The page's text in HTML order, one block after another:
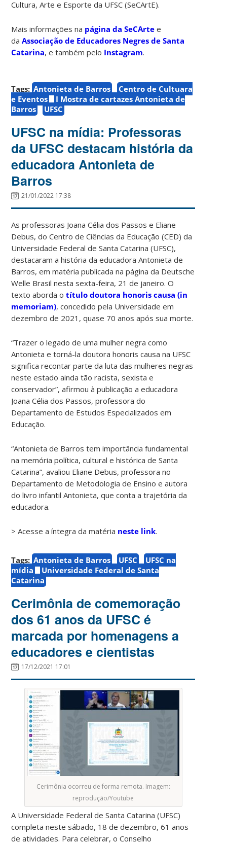
Cultura, Arte e Esporte da UFSC (SeCArtE).
Mais informações na página da SeCArte e
daAssociação de Educadores Negres de Santa
Catarina, e também pelo Instagram.
Tags: Antonieta de Barros
Centro de Cultuara
e Eventos
I Mostra de cartazes Antonieta de
Barros
UFSC
UFSC na mídia: Professoras
da UFSC destacam história da
educadora Antonieta de
Barros
21/01/2022 17:38
As professoras Joana Célia dos Passos e Eliane
Debus, do Centro de Ciências da Educação (CED) da
Universidade Federal de Santa Catarina (UFSC),
destacaram a história da educadora Antonieta de
Barros, em matéria publicada na página da Deutsche
Welle Brasil nesta sexta-feira, 21 de janeiro. O
texto aborda otítulo doutora honoris causa (in
memoriam), concedido pela Universidade em
dezembro de 2021, quase 70 anos após sua morte.
“Trazer o legado de uma mulher negra como
Antonieta e torná-la doutora honoris causa na UFSC
significa recontar parte da luta das mulheres negras
neste estado ainda tão racista, sexista e
conservador”, afirmou à publicação a educadora
Joana Célia dos Passos, professora do
Departamento de Estudos Especializados em
Educação.
“Antonieta de Barros tem importância fundamental
na memória política, cultural e histórica de Santa
Catarina”, avaliou Eliane Debus, professora no
Departamento de Metodologia de Ensino e autora
do livro infantil Antonieta, que conta a trajetória da
educadora.
> Acesse a íntegra da matéria neste link.
Tags: Antonieta de Barros UFSC
UFSC na
mídia
Universidade Federal de Santa
Catarina
Cerimônia de comemoração
dos 61 anos da UFSC é
marcada por homenagens a
educadores e cientistas
17/12/2021 17:01
Cerimônia ocorreu de forma remota. Imagem:
reprodução/Youtube
A Universidade Federal de Santa Catarina (UFSC)
completa neste sábado, 18 de dezembro, 61 anos
de atividades. Para celebrar, o Conselho